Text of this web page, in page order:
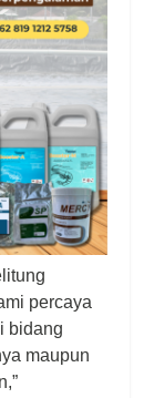
percaya
bidang
maupun